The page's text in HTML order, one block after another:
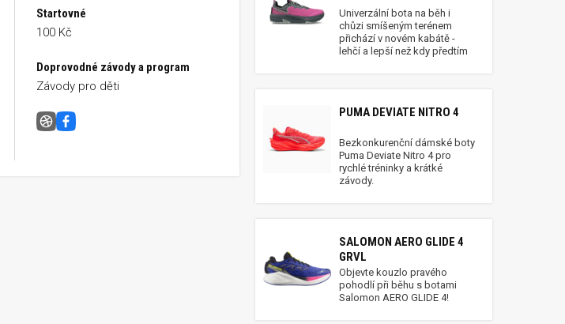
Startovné
100 Kč
Doprovodné závody a program
Závody pro děti
Rudolfovská 5
Facebook
Univerzální bota na běh i
chůzi smíšeným terénem
přichází v novém kabátě -
lehčí a lepší než kdy předtím
PUMA DEVIATE NITRO 4
Bezkonkurenční dámské boty
Puma Deviate Nitro 4 pro
rychlé tréninky a krátké
závody.
SALOMON AERO GLIDE 4
GRVL
Objevte kouzlo pravého
pohodlí při běhu s botami
Salomon AERO GLIDE 4!